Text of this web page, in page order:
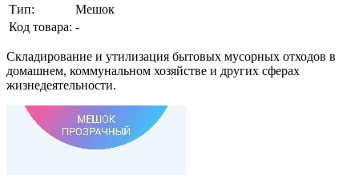
Тип:
Мешок
Код товара: -
Складирование и утилизация бытовых мусорных отходов в
домашнем, коммунальном хозяйстве и других сферах
жизнедеятельности.